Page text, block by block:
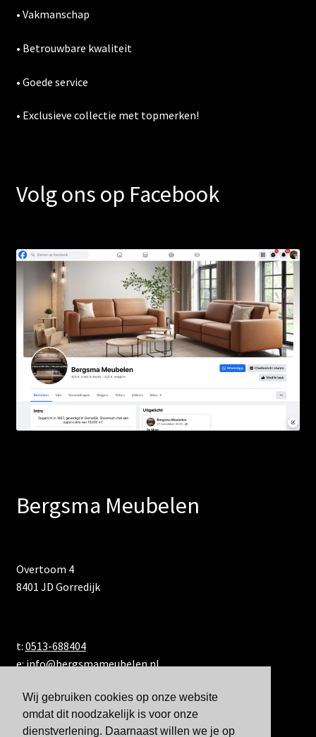
Wij gebruiken cookies op onze website
omdat dit noodzakelijk is voor onze
dienstverlening. Daarnaast willen we je op
• Vakmanschap
• Betrouwbare kwaliteit
• Goede service
• Exclusieve collectie met topmerken!
Volg ons op Facebook
Bergsma Meubelen
Overtoom 4
8401 JD Gorredijk
t: 0513-688404
e:info@bergsmameubelen.nl